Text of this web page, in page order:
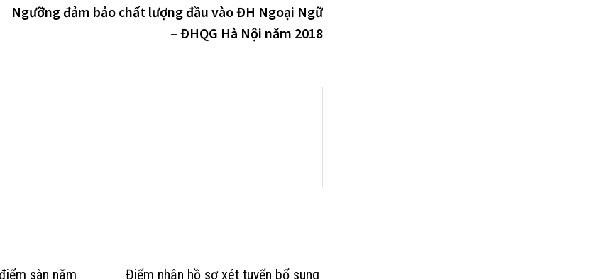
post:
Ngưỡng đảm bảo chất lượng đầu vào ĐH Ngoại Ngữ
– ĐHQG Hà Nội năm 2018
sàn năm Điểm nhận hồ sơ xét tuyển bổ sung